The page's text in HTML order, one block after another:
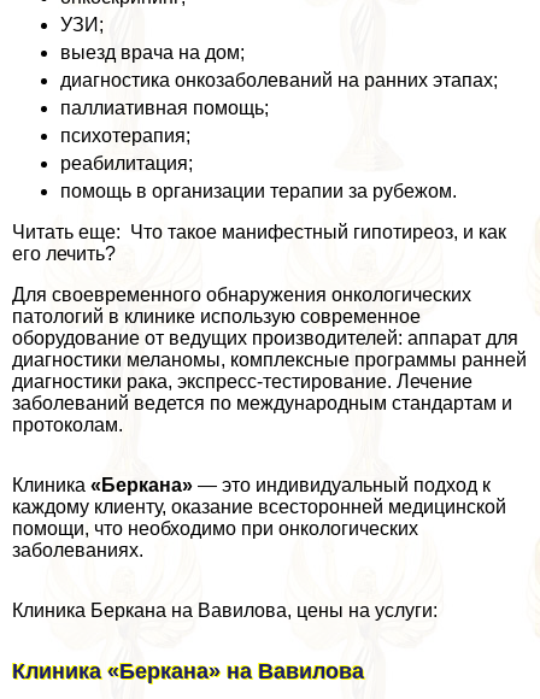
УЗИ;
выезд врача на дом;
диагностика онкозаболеваний на ранних этапах;
паллиативная помощь;
психотерапия;
реабилитация;
помощь в организации терапии за рубежом.
Читать еще: Что такое манифестный гипотиреоз, и как
его лечить?
Для своевременного обнаружения oнкoлoгических
патологий в клинике использую современное
оборудование от ведущих производителей: аппарат для
диагностики меланомы, комплексные программы ранней
диагностики paка, экспресс-тестирование. Лечение
заболеваний ведется по международным стандартам и
протоколам.
Клиника «Беркана» — это индивидуальный подход к
каждому клиенту, оказание всесторонней медицинской
помощи, что необходимо при oнкoлoгических
заболеваниях.
Клиника Беркана на Вавилова, цены на услуги:
Клиника «Беркана» на Вавилова